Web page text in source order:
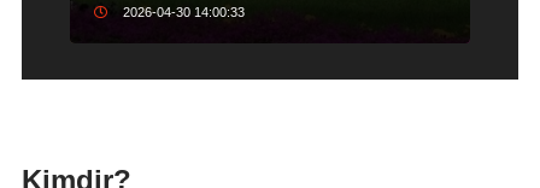
2026-04-30 14:00:33
Kimdir?